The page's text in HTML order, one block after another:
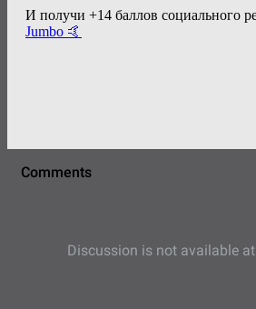
И получи +14 баллов социального
Jumbo 🤙